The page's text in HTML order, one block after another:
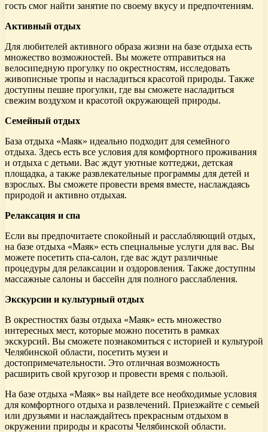
гость смог найти занятие по своему вкусу и предпочтениям.
Активный отдых
Для любителей активного образа жизни на базе отдыха есть
множество возможностей. Вы можете отправиться на
велосипедную прогулку по окрестностям, исследовать
живописные тропы и насладиться красотой природы. Также
доступны пешие прогулки, где вы сможете насладиться
свежим воздухом и красотой окружающей природы.
Семейный отдых
База отдыха «Маяк» идеально подходит для семейного
отдыха. Здесь есть все условия для комфортного проживания
и отдыха с детьми. Вас ждут уютные коттеджи, детская
площадка, а также развлекательные программы для детей и
взрослых. Вы сможете провести время вместе, наслаждаясь
природой и активно отдыхая.
Релаксация и спа
Если вы предпочитаете спокойный и расслабляющий отдых,
на базе отдыха «Маяк» есть специальные услуги для вас. Вы
можете посетить спа-салон, где вас ждут различные
процедуры для релаксации и оздоровления. Также доступны
массажные салоны и бассейн для полного расслабления.
Экскурсии и культурный отдых
В окрестностях базы отдыха «Маяк» есть множество
интересных мест, которые можно посетить в рамках
экскурсий. Вы сможете познакомиться с историей и культурой
Челябинской области, посетить музеи и
достопримечательности. Это отличная возможность
расширить свой кругозор и провести время с пользой.
На базе отдыха «Маяк» вы найдете все необходимые условия
для комфортного отдыха и развлечений. Приезжайте с семьей
или друзьями и наслаждайтесь прекрасным отдыхом в
окружении природы и красоты Челябинской области.